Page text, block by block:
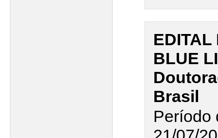
EDITAL
BLUE
Brasil
Período